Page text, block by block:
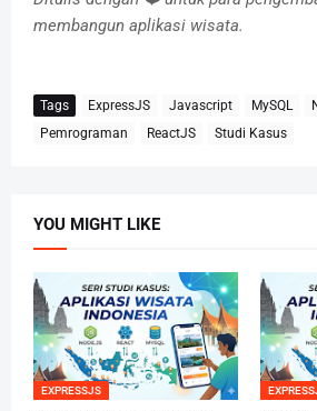
membangun aplikasi wisata.
Tags ExpressJS Javascript MySQL
Pemrograman
ReactJS Studi Kasus
YOU MIGHT LIKE
EXPRESSJS